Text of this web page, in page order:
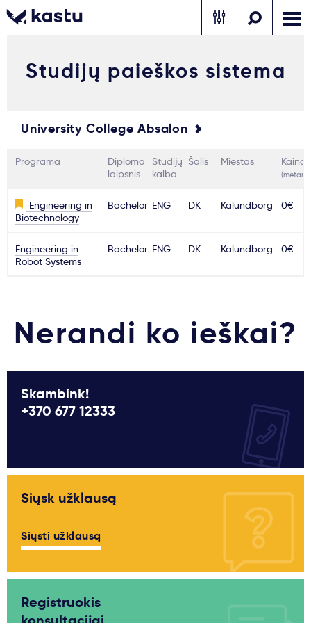
Stojimo anketa
Skambink
Nemokamos
Kontaktai
Kur studijuoti?
Svarbu
Paslaugos
Kodėl Kastu?
Studijų paieškos sistema
University College Absalon
Programa
Diplomo
laipsnis
Studijų
kalba
Šalis Miestas Kaina
Engineering in
Biotechnology
Bachelor ENG DK Kalundborg 0€
Engineering in
Robot Systems
Bachelor ENG DK Kalundborg 0€
Nerandi ko ieškai?
Skambink!
+370 677 12333
Siųsk užklausą
Siųsti užklausą
Registruokis